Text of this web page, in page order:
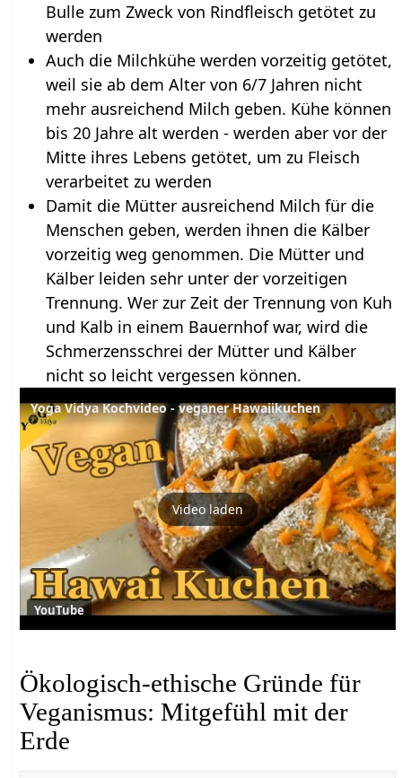
Bulle zum Zweck von Rindfleisch getötet zu
werden
Auch die Milchkühe werden vorzeitig getötet,
weil sie ab dem Alter von 6/7 Jahren nicht
mehr ausreichend Milch geben. Kühe können
bis 20 Jahre alt werden - werden aber vor der
Mitte ihres Lebens getötet, um zu Fleisch
verarbeitet zu werden
Damit die Mütter ausreichend Milch für die
Menschen geben, werden ihnen die Kälber
vorzeitig weg genommen. Die Mütter und
Kälber leiden sehr unter der vorzeitigen
Trennung. Wer zur Zeit der Trennung von Kuh
und Kalb in einem Bauernhof war, wird die
Schmerzensschrei der Mütter und Kälber
nicht so leicht vergessen können.
Yoga Vidya Kochvideo - veganer Hawaiikuchen
Video laden
YouTube
Ökologisch-ethische Gründe für
Veganismus: Mitgefühl mit der
Erde